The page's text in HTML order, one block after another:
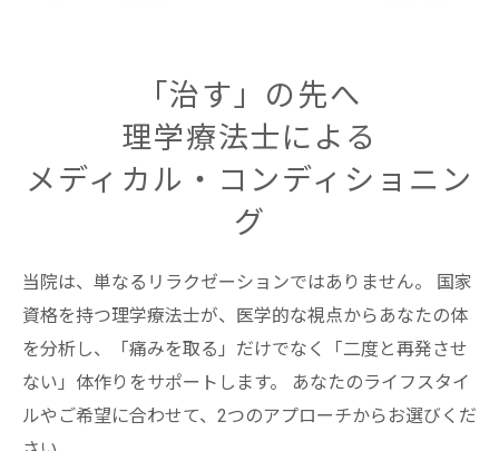
request treatment regularly! I highly recommend it.
「治す」の先へ
理学療法士による
メディカル・コンディショニン
グ
当院は、単なるリラクゼーションではありません。 国家
資格を持つ理学療法士が、医学的な視点からあなたの体
を分析し、「痛みを取る」だけでなく「二度と再発させ
ない」体作りをサポートします。 あなたのライフスタイ
ルやご希望に合わせて、2つのアプローチからお選びくだ